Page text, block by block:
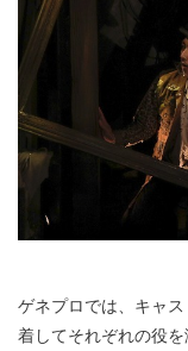
ゲネプロでは、キャ
着してそれぞれの役